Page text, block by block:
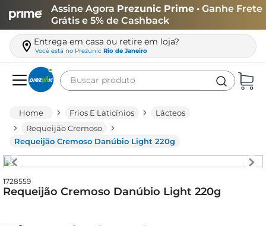
Assine Agora Prezunic Prime • Ganhe Frete
Grátis e 5% de Cashback
Entrega em casa ou retire em loja?
Você está no Prezunic Rio de Janeiro
Buscar produto
Frios E Laticínios
Lácteos
Requeijão Cremoso
Requeijão Cremoso Danúbio Light 220g
1728559
Requeijão Cremoso Danúbio Light 220g
leite
queijo